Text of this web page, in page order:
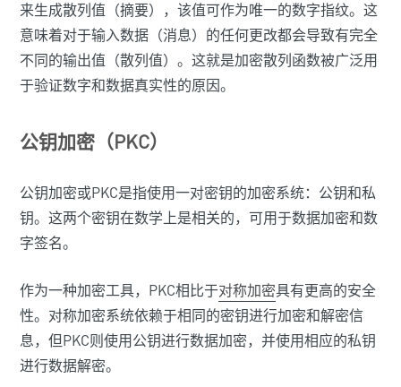
来生成散列值（摘要），该值可作为唯一的数字指纹。这
意味着对于输入数据（消息）的任何更改都会导致有完全
不同的输出值（散列值）。这就是加密散列函数被广泛用
于验证数字和数据真实性的原因。
公钥加密（PKC）
公钥加密或PKC是指使用一对密钥的加密系统：公钥和私
钥。这两个密钥在数学上是相关的，可用于数据加密和数
字签名。
作为一种加密工具，PKC相比于对称加密具有更高的安全
性。对称加密系统依赖于相同的密钥进行加密和解密信
息，但PKC则使用公钥进行数据加密，并使用相应的私钥
进行数据解密。